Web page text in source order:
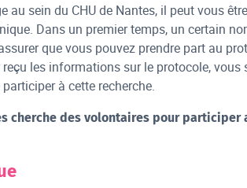
au sein du CHU de Nantes, il peut vous
Dans un premier temps, un certain
que vous pouvez prendre part au
les informations sur le protocole, vous
à cette recherche.
cherche des volontaires pour participer